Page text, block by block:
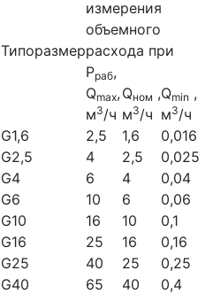
Типоразмер
измерения
объемного
расхода при
Рраб,
Qmax,
м3/ч
Qном ,
м3/ч
Qmin ,
м3/ч
G1,6 2,5 1,6
0,016
G2,5 4 2,5
0,025
G4 6 4
0,04
G6 10 6
0,06
G10 16 10
0,1
G16 25 16
0,16
G25 40 25
0,25
G40 65 40
0,4